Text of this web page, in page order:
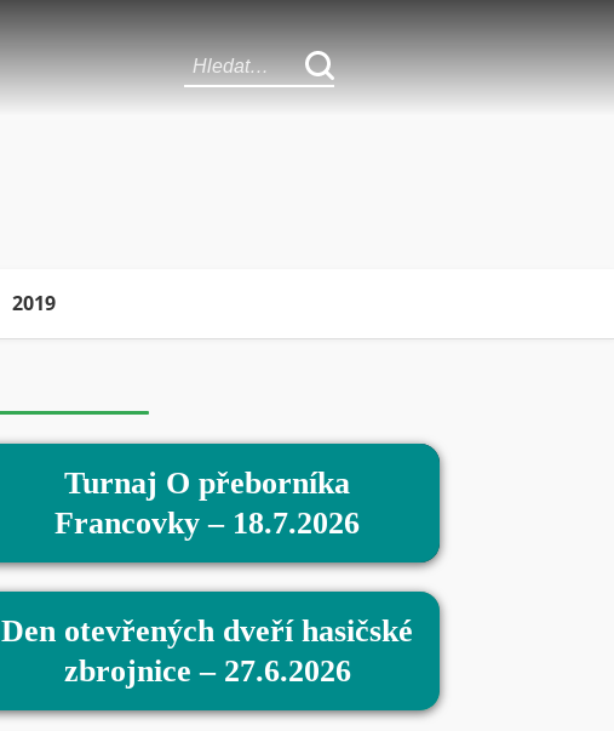
2019
Turnaj O přeborníka
Francovky – 18.7.2026
Den otevřených dveří hasičské
zbrojnice – 27.6.2026